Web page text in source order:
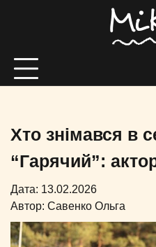
Хто знімався в
“Гарячий”:
Дата: 13.02.2026
Автор: Савенко Ольга